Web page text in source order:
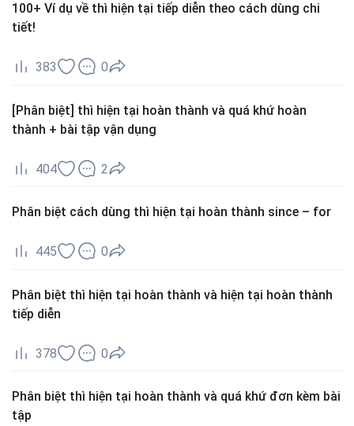
100+ Ví dụ về thì hiện tại tiếp diễn theo cách dùng chi
tiết!
383 0
[Phân biệt] thì hiện tại hoàn thành và quá khứ hoàn
thành + bài tập vận dụng
404 2
Phân biệt cách dùng thì hiện tại hoàn thành since – for
445 0
Phân biệt thì hiện tại hoàn thành và hiện tại hoàn thành
tiếp diễn
378 0
Phân biệt thì hiện tại hoàn thành và quá khứ đơn kèm bài
tập